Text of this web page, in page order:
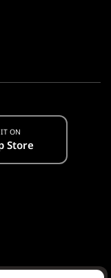
ON
Store